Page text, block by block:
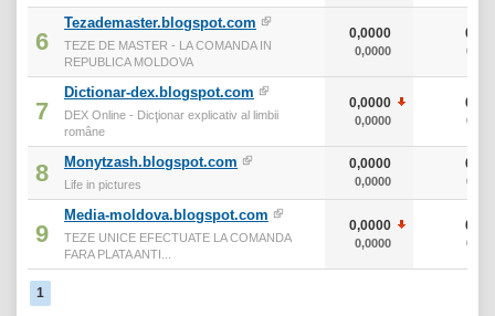
6
Tezademaster.blogspot.com
TEZE DE MASTER - LA COMANDA IN
REPUBLICA MOLDOVA
0,0000
0,0000
0
0
7
Dictionar-dex.blogspot.com
DEX Online - Dicţionar explicativ al limbii
române
0,0000
0,0000
0
0
8 Monytzash.blogspot.com
Life in pictures
0,0000
0,0000
0
0
9
Media-moldova.blogspot.com
TEZE UNICE EFECTUATE LA COMANDA
FARA PLATA ANTI...
0,0000
0,0000
0
0
1